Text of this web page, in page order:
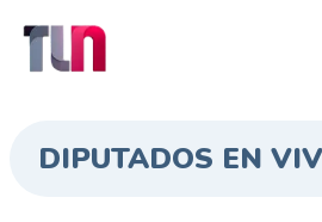
DIPUTADOS EN